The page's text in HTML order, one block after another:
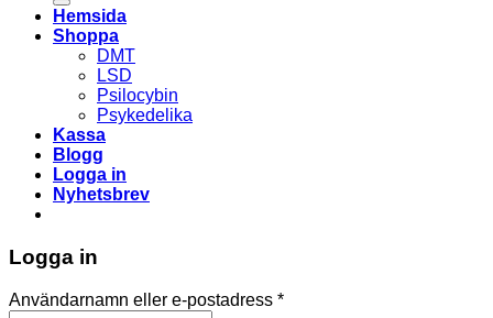
Hemsida
Shoppa
DMT
LSD
Psilocybin
Psykedelika
Kassa
Blogg
Logga in
Nyhetsbrev
Logga in
Användarnamn eller e-postadress *Obligatoriskt